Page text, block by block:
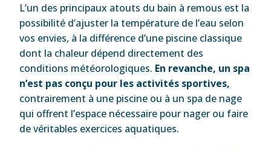
L’un des principaux atouts du bain à remous est la
possibilité d’ajuster la température de l’eau selon
vos envies, à la différence d’une piscine classique
dont la chaleur dépend directement des
conditions météorologiques. En revanche, un spa
n’est pas conçu pour les activités sportives,
contrairement à une piscine ou à un spa de nage
qui offrent l’espace nécessaire pour nager ou faire
de véritables exercices aquatiques.